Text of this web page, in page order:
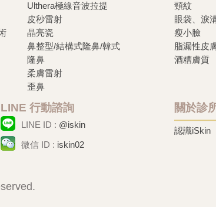
Ulthera極線音波拉提
皮秒雷射
晶亮瓷
鼻整型/結構式隆鼻/韓式
隆鼻
柔膚雷射
歪鼻
頸紋
眼袋、淚
瘦小臉
脂漏性皮
酒糟膚質
LINE 行動諮詢
LINE ID : @iskin
微信 ID : iskin02
關於診
認識iSkin